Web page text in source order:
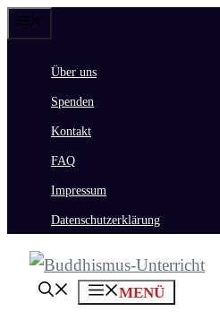
Zum
springenÜber uns
Spenden
Kontakt
FAQ
Impressum
Datenschutzerklärung
MENÜ